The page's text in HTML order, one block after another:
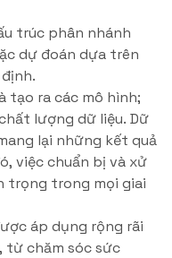
trúc phân nhánh
dự đoán dựa trên
tạo ra các mô hình;
lượng dữ liệu. Dữ
lại những kết quả
việc chuẩn bị và xử
trọng trong mọi giai
áp dụng rộng rãi
từ chăm sóc sức